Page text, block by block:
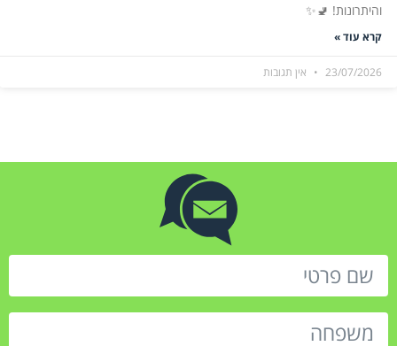
והיתרונות! 🚽✨
קרא עוד »
23/07/2026 אין תגובות